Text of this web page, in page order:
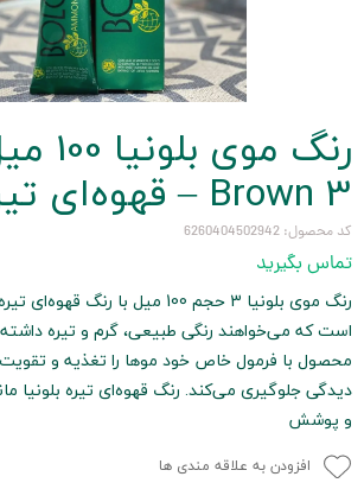
Brown 3 – قهوه‌ای تیره
کد محصول: 6260404502942
تماس بگیرید
رنگ موی بلونیا 3 حجم 100 میل با رنگ
است که می‌خواهند رنگی طبیعی، گرم و تیره داشته
محصول با فرمول خاص خود موها را تغذیه و
دیدگی جلوگیری می‌کند. رنگ قهوه‌ای تیره بلونیا
و پوشش
افزودن به علاقه مندی ها